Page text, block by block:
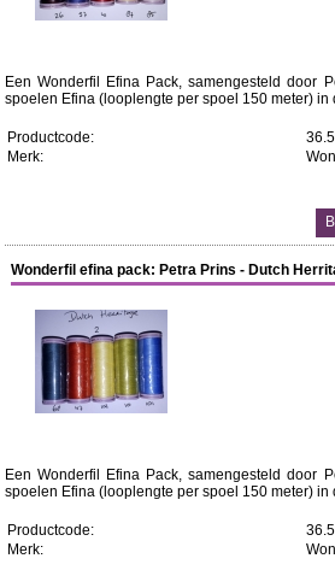
Een Wonderfil Efina Pack, samengesteld door
spoelen Efina (looplengte per spoel 150 meter) in
Productcode:
Merk:
Wonderfil efina pack: Petra Prins - Dutch
Een Wonderfil Efina Pack, samengesteld door
spoelen Efina (looplengte per spoel 150 meter) in
Productcode:
Merk: